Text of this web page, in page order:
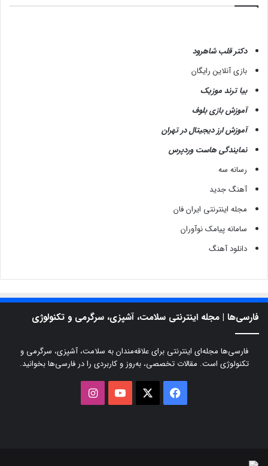
دکتر قلب شاهرود
بازی آنلاین رایگان
بیا ترند موزیک
آموزش بازی بلوف
آموزش ارز دیجیتال در تهران
نمایندگی هاست وردپرس
رسانه سه
آهنگ جدید
مجله اینترنتی ایران فان
سامانه پیامک نوآوران
دانلود آهنگ
فارسی‌ها | مجله اینترنتی سلامت، آشپزی، سرگرمی و تکنولوژی
فارسی‌ها مجله‌ای اینترنتی برای علاقه‌مندان به سلامت، آشپزی، سرگرمی و
تکنولوژی است. مقالات تخصصی، به‌روز و کاربردی را در فارسی‌ها بخوانید.
فیسبوک یوتیوب